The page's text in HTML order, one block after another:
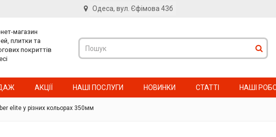
Одеса, вул. Єфімова 43б
магазин
плитки та
покриттів
АКЦІЇ НАШІ ПОСЛУГИ НОВИНКИ СТАТТІ НАШІ
elite у різних кольорах 350мм